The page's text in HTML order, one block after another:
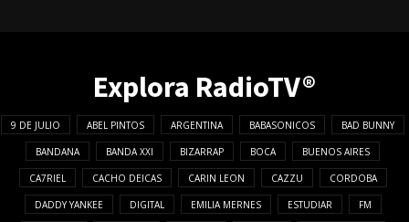
Explora RadioTV®
9 DE JULIO ABEL PINTOS ARGENTINA BABASONICOS BAD BUNNY
BANDANA BANDA XXI BIZARRAP BOCA BUENOS AIRES
CA7RIEL CACHO DEICAS CARIN LEON CAZZU CORDOBA
DADDY YANKEE DIGITAL EMILIA MERNES ESTUDIAR FM